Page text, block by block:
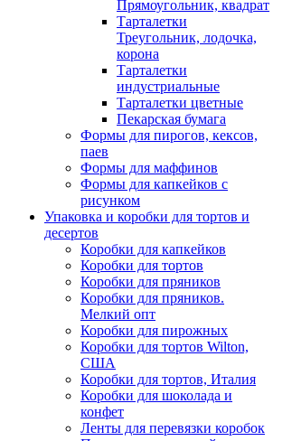
Прямоугольник, квадрат
Тарталетки
Треугольник, лодочка,
корона
Тарталетки
индустриальные
Тарталетки цветные
Пекарская бумага
Формы для пирогов, кексов,
паев
Формы для маффинов
Формы для капкейков с
рисунком
Упаковка и коробки для тортов и
десертов
Коробки для капкейков
Коробки для тортов
Коробки для пряников
Коробки для пряников.
Мелкий опт
Коробки для пирожных
Коробки для тортов Wilton,
США
Коробки для тортов, Италия
Коробки для шоколада и
конфет
Ленты для перевязки коробок